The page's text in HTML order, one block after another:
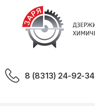
8 (8313) 24-92-34